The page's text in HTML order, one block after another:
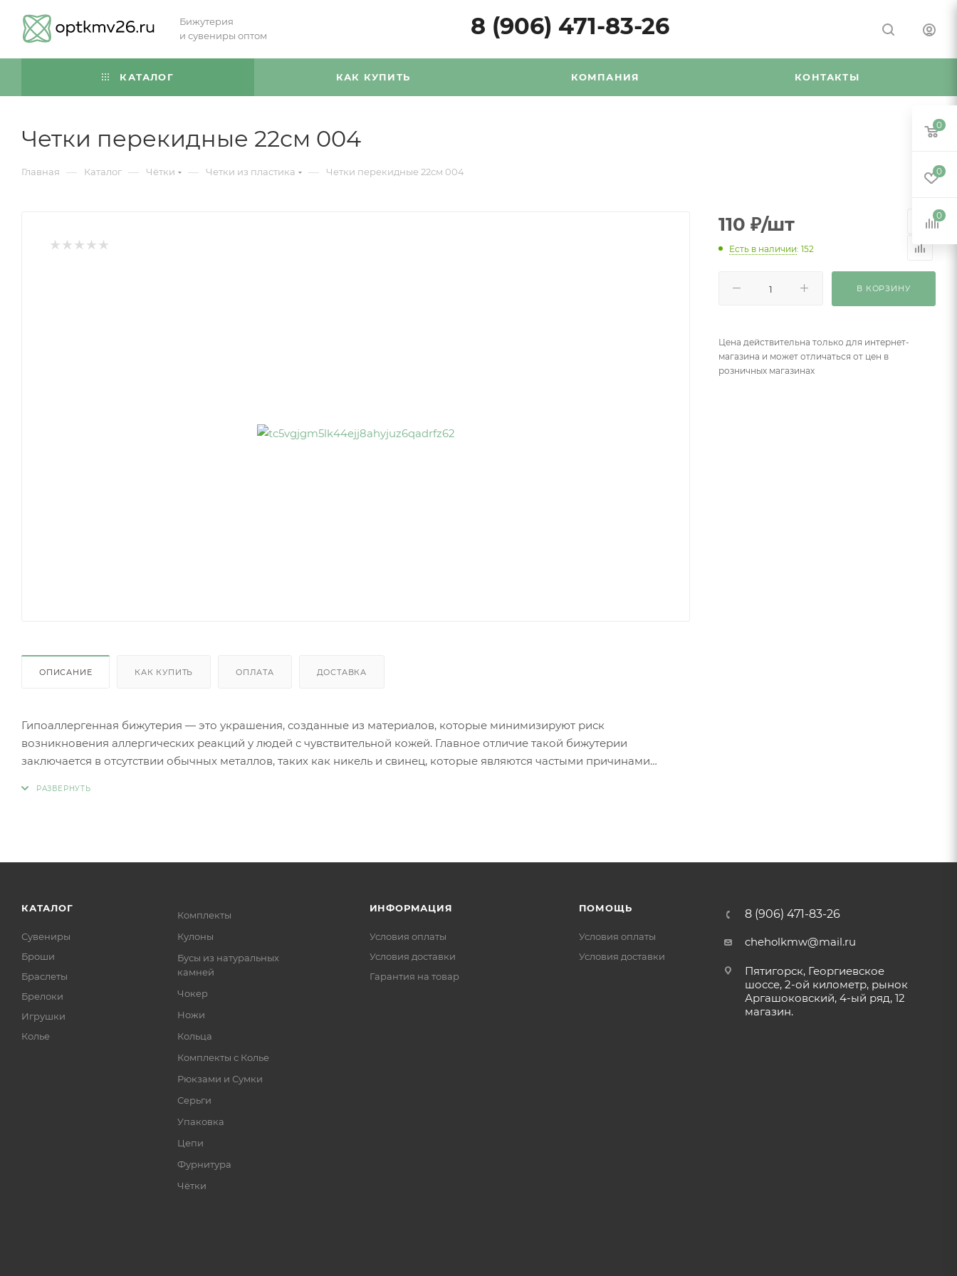
Бижутерия
и сувениры оптом
8 (906) 471-83-26
КАТАЛОГ КАК КУПИТЬ КОМПАНИЯ КОНТАКТЫ
Четки перекидные 22см 004
Главная — Каталог — Чётки — Четки из пластика — Четки перекидные 22см 004
ОПИСАНИЕ КАК КУПИТЬ ОПЛАТА ДОСТАВКА
Гипоаллергенная бижутерия — это украшения, созданные из материалов, которые минимизируют риск
возникновения аллергических реакций у людей с чувствительной кожей. Главное отличие такой бижутерии
заключается в отсутствии обычных металлов, таких как никель и свинец, которые являются частыми причинами
Золото (особенно высокой пробы, хотя даже золотые изделия могут содержать никель в сплавах).
Ниобий.
110 ₽/шт
Есть в наличии: 152
В КОРЗИНУ
Цена действительна только для интернет-
магазина и может отличаться от цен в
розничных магазинах
КАТАЛОГ
Сувениры
Броши
Браслеты
Брелоки
Игрушки
Колье
Комплекты
Кулоны
Бусы из натуральных
камней
Чокер
Ножи
Кольца
Комплекты с Колье
Рюкзами и Сумки
Серьги
Упаковка
Цепи
Фурнитура
Чётки
ИНФОРМАЦИЯ
Условия оплаты
Условия доставки
Гарантия на товар
ПОМОЩЬ
Условия оплаты
Условия доставки
8 (906) 471-83-26
cheholkmw@mail.ru
Пятигорск, Георгиевское
шоссе, 2-ой километр, рынок
Аргашоковский, 4-ый ряд, 12
магазин.
0
0
0